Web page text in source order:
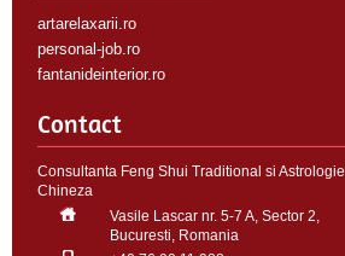
artarelaxarii.ro
personal-job.ro
fantanideinterior.ro
Contact
Consultanta Feng Shui Traditional si Astrologie
Chineza
Vasile Lascar nr. 5-7 A, Sector 2,
Bucuresti, Romania